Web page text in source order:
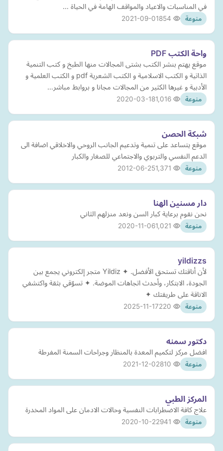
في المناسبات والاعياد والمواقف الهامة في الحياة …
منوعة 2021-09-01
واحة الكتب PDF
موقع يهتم بنشر الكتب بشتى المجالات منها الطبخ و كتب التنمية
الذاتية و الكتب الاسلامية و الكتب الشعرية pdf و الكتب العلمية و
الأدبية و غيرها الكثير من المجالات مجانا و بروابط مباشر…
منوعة 2020-03-18
شبكة الحصن
موقع يتساعد على تنمية وتدعيم الجانب الروحي والاخلاقي اضافة الى
الدعم النفسي والتربوي والاجتماعي للصغار والكبار
منوعة 2012-06-25
دار مسنين الهنا
نحن نقوم برعاية كبار السن ونعد منزلهم الثاني
منوعة 2020-11-06
yildizzs
لأن أناقتك تستحق الأفضل. ✦ Yildiz متجر إلكتروني يجمع بين
الجودة، الابتكار، وأحدث اتجاهات الموضة. ✦ تسوّقي بثقة واكتشفي
الاناقة على طريقتك ✦
منوعة 2025-11-17
دكتور سمنه
افضل مركز لتكميم المعدة بالمنظار وجراحات السمنة المفرطة
منوعة 2021-12-02
المركز الطبي
علاج كافة الاضطرابات النفسية وحالات الادمان على المواد المخدرة
منوعة 2020-10-22